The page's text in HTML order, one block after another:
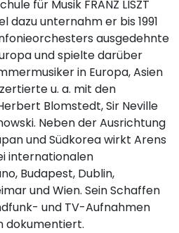
für Musik FRANZ LISZT
dazu unternahm er bis 1991
ausgedehnte
und spielte darüber
in Europa, Asien
u. a. mit den
Blomstedt, Sir Neville
Neben der Ausrichtung
und Südkorea wirkt Arens
internationalen
Budapest, Dublin,
und Wien. Sein Schaffen
und TV-Aufnahmen
dokumentiert.